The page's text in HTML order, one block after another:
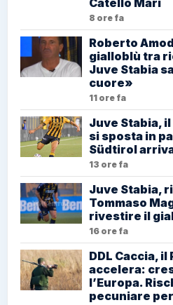
Catello Mari
8 ore fa
Roberto
gialloblù tra
Juve Stabia
cuore»
11 ore fa
Juve Stabia,
si sposta in
Südtirol
13 ore fa
Juve Stabia,
Tommaso
rivestire il
16 ore fa
DDL Caccia,
accelera:
l’Europa.
pecuniare